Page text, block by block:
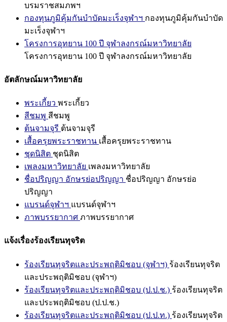
บรมราชสมภพฯ
กองทุนภูมิคุ้มกันบำบัดมะเร็งจุฬาฯ กองทุนภูมิคุ้มกันบำบัด
มะเร็งจุฬาฯ
โครงการอุทยาน 100 ปี จุฬาลงกรณ์มหาวิทยาลัย
โครงการอุทยาน 100 ปี จุฬาลงกรณ์มหาวิทยาลัย
อัตลักษณ์มหาวิทยาลัย
พระเกี้ยว พระเกี้ยว
สีชมพู สีชมพู
ต้นจามจุรี ต้นจามจุรี
เสื้อครุยพระราชทาน เสื้อครุยพระราชทาน
ชุดนิสิต ชุดนิสิต
เพลงมหาวิทยาลัย เพลงมหาวิทยาลัย
ชื่อปริญญา อักษรย่อปริญญา ชื่อปริญญา อักษรย่อ
ปริญญา
แบรนด์จุฬาฯ แบรนด์จุฬาฯ
ภาพบรรยากาศ ภาพบรรยากาศ
แจ้งเรื่องร้องเรียนทุจริต
ร้องเรียนทุจริตและประพฤติมิชอบ (จุฬาฯ) ร้องเรียนทุจริต
และประพฤติมิชอบ (จุฬาฯ)
ร้องเรียนทุจริตและประพฤติมิชอบ (ป.ป.ช.) ร้องเรียนทุจริต
และประพฤติมิชอบ (ป.ป.ช.)
ร้องเรียนทุจริตและประพฤติมิชอบ (ป.ป.ท.) ร้องเรียนทุจริต